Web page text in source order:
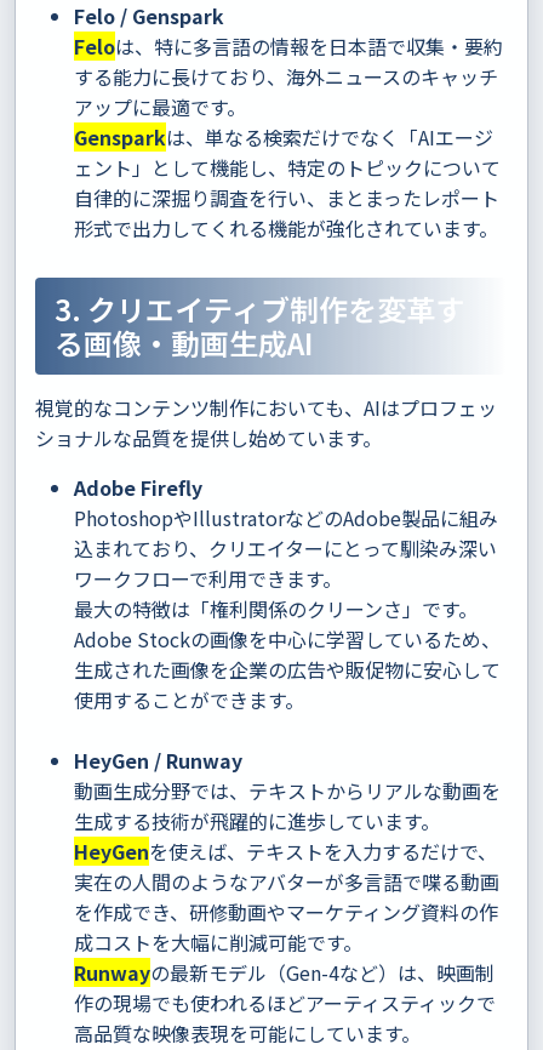
Felo / Genspark
Feloは、特に多言語の情報を日本語で収集・要約
する能力に長けており、海外ニュースのキャッチ
アップに最適です。
Gensparkは、単なる検索だけでなく「AIエージ
ェント」として機能し、特定のトピックについて
自律的に深掘り調査を行い、まとまったレポート
形式で出力してくれる機能が強化されています。
3. クリエイティブ制作を変革す
る画像・動画生成AI
視覚的なコンテンツ制作においても、AIはプロフェッ
ショナルな品質を提供し始めています。
Adobe Firefly
PhotoshopやIllustratorなどのAdobe製品に組み
込まれており、クリエイターにとって馴染み深い
ワークフローで利用できます。
最大の特徴は「権利関係のクリーンさ」です。
Adobe Stockの画像を中心に学習しているため、
生成された画像を企業の広告や販促物に安心して
使用することができます。
HeyGen / Runway
動画生成分野では、テキストからリアルな動画を
生成する技術が飛躍的に進歩しています。
HeyGenを使えば、テキストを入力するだけで、
実在の人間のようなアバターが多言語で喋る動画
を作成でき、研修動画やマーケティング資料の作
成コストを大幅に削減可能です。
Runwayの最新モデル（Gen-4など）は、映画制
作の現場でも使われるほどアーティスティックで
高品質な映像表現を可能にしています。